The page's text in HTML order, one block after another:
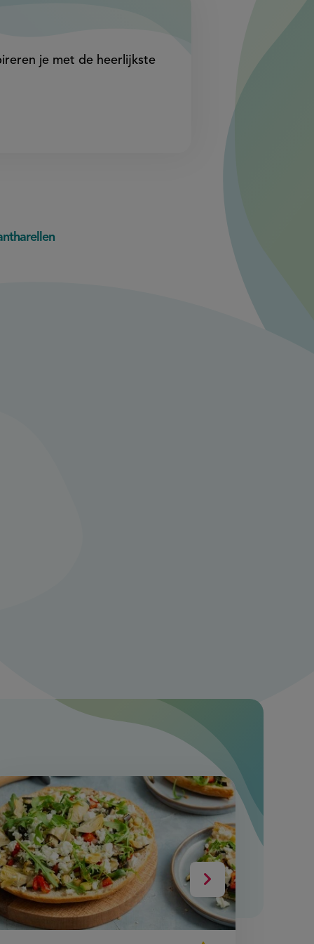
je met de heerlijkste
Volgende